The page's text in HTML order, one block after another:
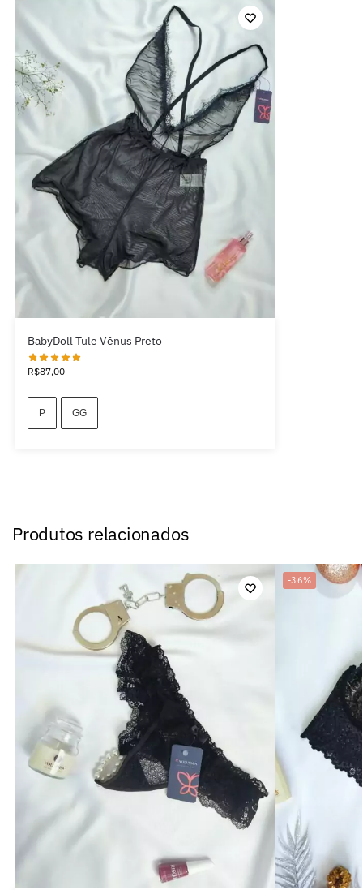
BabyDoll Tule Vênus Preto
R$87,00
P GG
Produtos relacionados
-36%